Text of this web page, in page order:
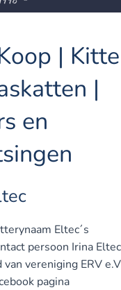
|
|
en
Eltec´s
persoon Irina Eltec
van vereniging ERV e.V
pagina